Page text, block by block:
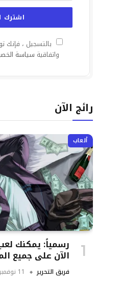
بالتسجيل ، فإنك
واتفاقية سياسة
رائج الآن
ألعاب
الآن على جميع
فريق التحرير 11 نوفمبر, 2025